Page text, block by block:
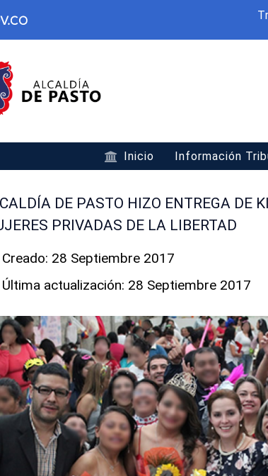
Inicio Información
DE PASTO HIZO ENTREGA DE
PRIVADAS DE LA LIBERTAD
Creado: 28 Septiembre 2017
Última actualización: 28 Septiembre 2017